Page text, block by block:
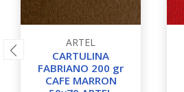
ARTEL
CARTULINA
FABRIANO 200 gr
CAFE MARRON